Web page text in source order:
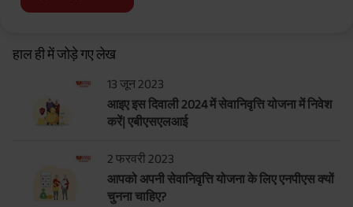
हाल ही में जोड़े गए लेख
13 जून 2023
आइए इस दिवाली 2024 में सेवानिवृत्ति योजना में निवेश
करें| एबीएसएलआई
2 फरवरी 2023
आपको अपनी सेवानिवृत्ति योजना के लिए एनपीएस क्यों
चुनना चाहिए?